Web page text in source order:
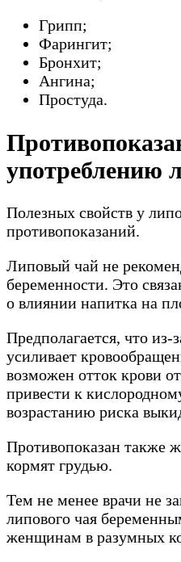
Грипп;
Фарингит;
Бронхит;
Ангина;
Простуда.
употреблению
Полезных свойств у
противопоказаний.
Липовый чай не
беременности. Это
о влиянии напитка на
Предполагается, что из-
усиливает
возможен отток крови
привести к
возрастанию риска
Противопоказан также
кормят грудью.
Тем не менее врачи не
липового чая
женщинам в разумных